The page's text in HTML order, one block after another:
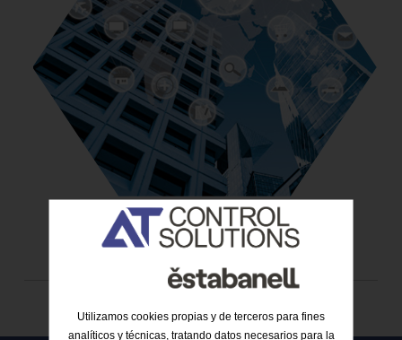
Utilizamos cookies propias y de terceros para fines
analíticos y técnicas, tratando datos necesarios para la